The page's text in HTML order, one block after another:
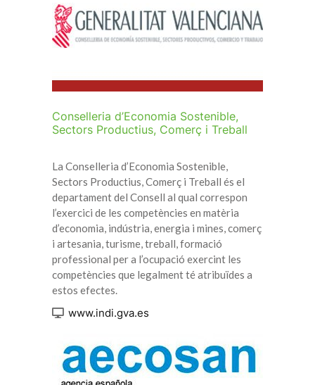
Conselleria d’Economia Sostenible,
Sectors Productius, Comerç i Treball
La Conselleria d’Economia Sostenible,
Sectors Productius, Comerç i Treball és el
departament del Consell al qual correspon
l’exercici de les competències en matèria
d’economia, indústria, energia i mines, comerç
i artesania, turisme, treball, formació
professional per a l’ocupació exercint les
competències que legalment té atribuïdes a
estos efectes.
www.indi.gva.es